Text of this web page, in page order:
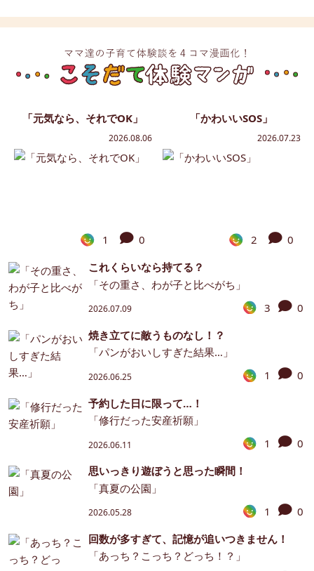
「元気なら、それでOK」
2026.08.06
1 0
「かわいいSOS」
2026.07.23
2
0
これくらいなら持てる？
「その重さ、わが子と比べがち」
2026.07.09 3
0
焼き立てに敵うものなし！？
「パンがおいしすぎた結果…」
2026.06.25 1
0
予約した日に限って…！
「修行だった安産祈願」
2026.06.11 1
0
思いっきり遊ぼうと思った瞬間！
「真夏の公園」
2026.05.28 1
0
回数が多すぎて、記憶が追いつきません！
「あっち？こっち？どっち！？」